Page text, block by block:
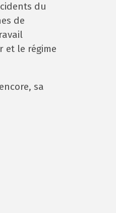
du
de
et le régime
sa